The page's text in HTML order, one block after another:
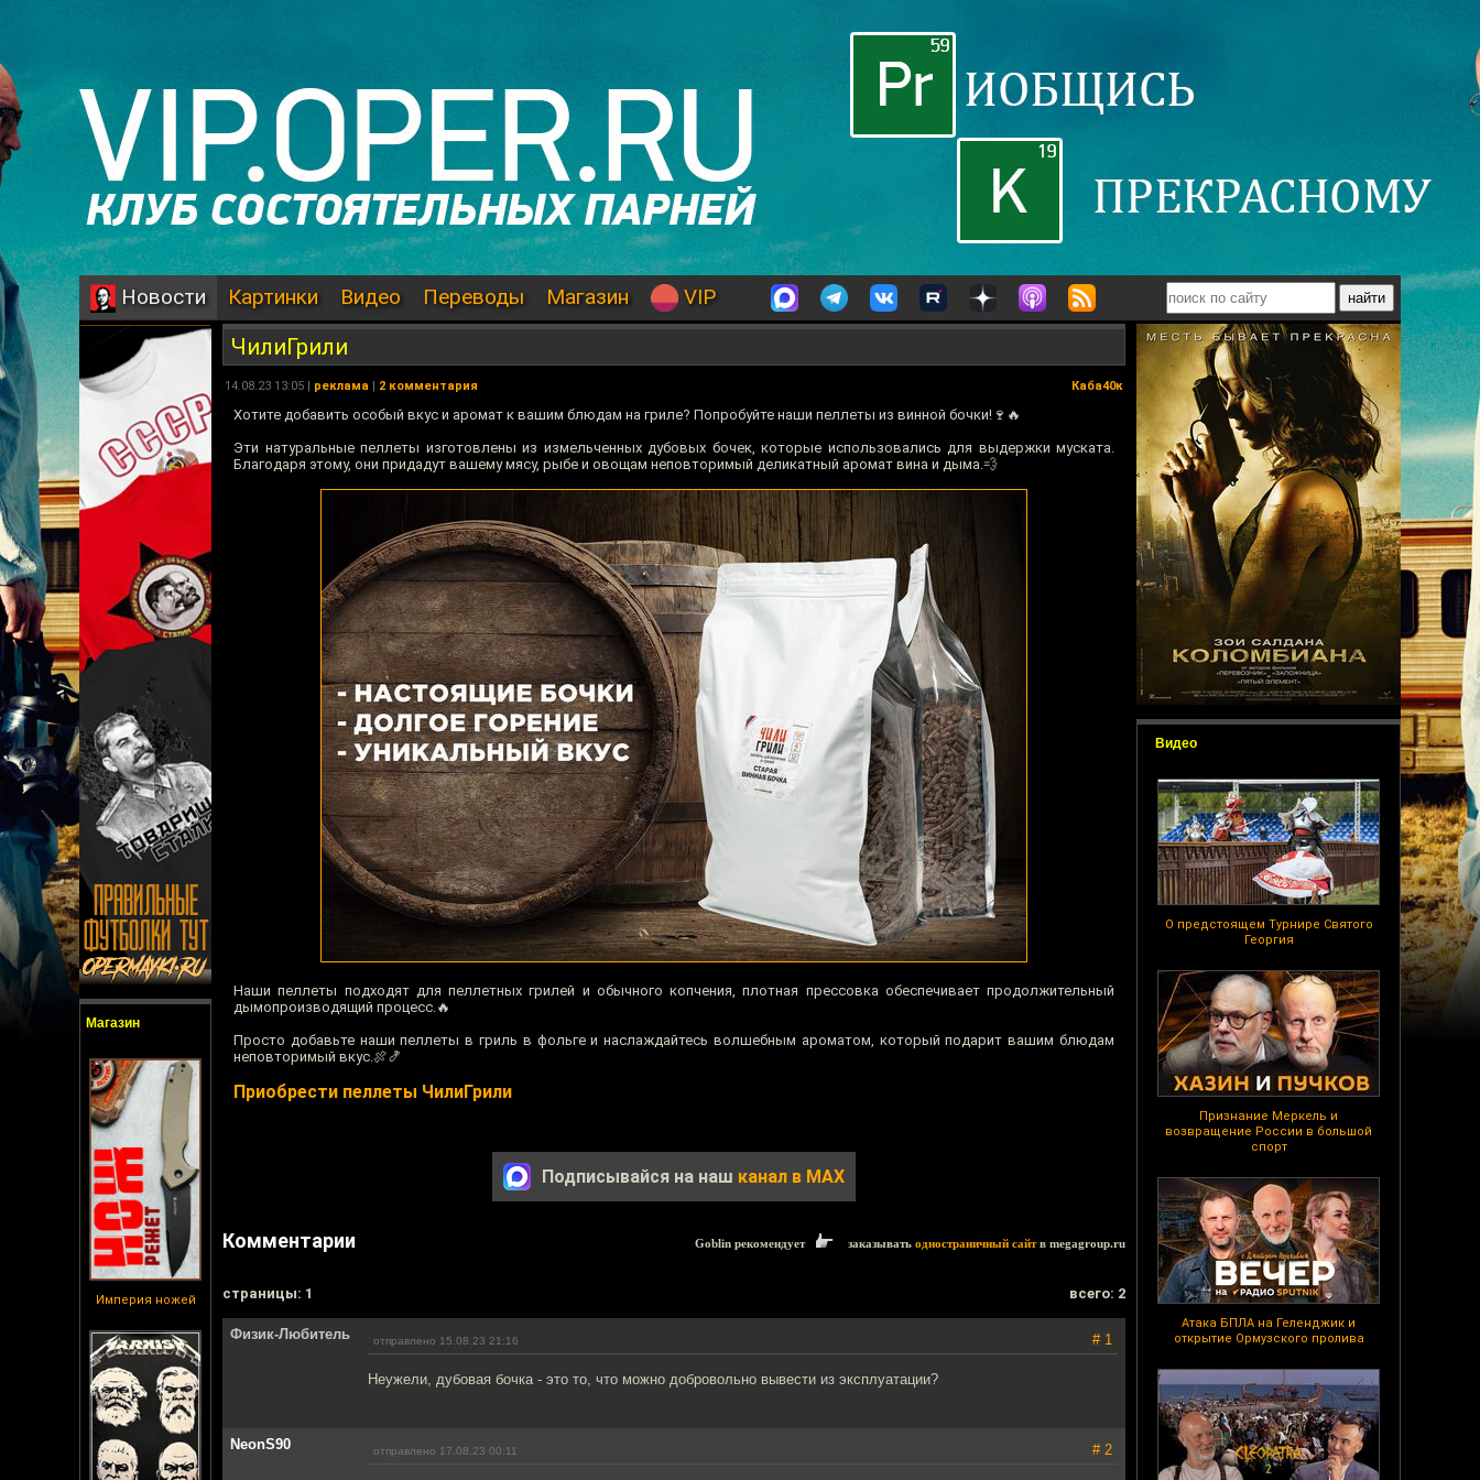
Новости Картинки Видео Переводы Магазин VIP
Магазин
Империя ножей
Видео
О предстоящем Турнире Святого
Георгия
Признание Меркель и
возвращение России в большой
спорт
Атака БПЛА на Геленджик и
открытие Ормузского пролива
ЧилиГрили
14.08.23 13:05 | реклама | 2 комментария Каба40к
Хотите добавить особый вкус и аромат к вашим блюдам на гриле? Попробуйте наши пеллеты из винной бочки!🍷🔥
Эти натуральные пеллеты изготовлены из измельченных дубовых бочек, которые использовались для выдержки муската.
Благодаря этому, они придадут вашему мясу, рыбе и овощам неповторимый деликатный аромат вина и дыма.💨
Наши пеллеты подходят для пеллетных грилей и обычного копчения, плотная прессовка обеспечивает продолжительный
дымопроизводящий процесс.🔥
Просто добавьте наши пеллеты в гриль в фольге и наслаждайтесь волшебным ароматом, который подарит вашим блюдам
неповторимый вкус.🍖🍤
Приобрести пеллеты ЧилиГрили
Подписывайся на наш канал в MAX
Комментарии Goblin рекомендует заказывать одностраничный сайтв megagroup.ru
cтраницы: 1 всего: 2
Физик-Любитель отправлено 15.08.23 21:16 # 1
Неужели, дубовая бочка - это то, что можно добровольно вывести из эксплуатации?
NeonS90 отправлено 17.08.23 00:11 # 2